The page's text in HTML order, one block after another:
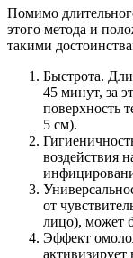
Помимо
этого метода и
такими
Быстрота.
45 минут, за
поверхность
5 см).
воздействия
от
лицо), может
Эффект
активизирует